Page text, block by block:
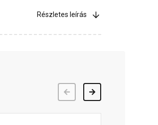
Részletes leírás